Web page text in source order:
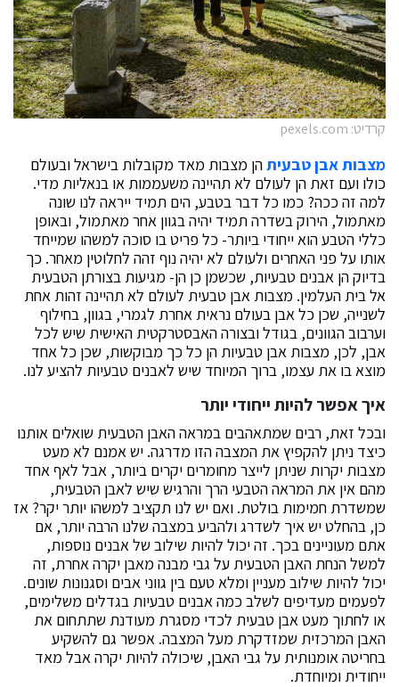
קרדיט: pexels.com
מצבות אבן טבעיתהן מצבות מאד מקובלות בישראל ובעולם
כולו ועם זאת הן לעולם לא תהיינה משעממות או בנאליות מדי.
למה זה ככה? כמו כל דבר בטבע, הים תמיד ייראה לנו שונה
מאתמול, הירוק בשדרה תמיד יהיה בגוון אחר מאתמול, ובאופן
כללי הטבע הוא ייחודי ביותר- כל פריט בו סוכה למשהו שמייחד
אותו על פני האחרים ולעולם לא יהיה נוף זהה לחלוטין מאחר. כך
בדיוק הן אבנים טבעיות, שכשמן כן הן- מגיעות בצורתן הטבעית
אל בית העלמין. מצבות אבן טבעית לעולם לא תהיינה זהות אחת
לשנייה, שכן כל אבן בעולם נראית אחרת לגמרי, בגוון, בחילוף
וערבוב הגוונים, בגודל ובצורה האבסטרקטית האישית שיש לכל
אבן, לכן, מצבות אבן טבעיות הן כל כך מבוקשות, שכן כל אחד
מוצא בו את עצמו, ברוך המיוחד שיש לאבנים טבעיות להציע לנו.
איך אפשר להיות ייחודי יותר
ובכל זאת, רבים שמתאהבים במראה האבן הטבעית שואלים אותנו
כיצד ניתן להקפיץ את המצבה הזו מדרגה. יש אמנם לא מעט
מצבות יקרות שניתן לייצר מחומרים יקרים ביותר, אבל לאף אחד
מהם אין את המראה הטבעי הרך והרגיש שיש לאבן הטבעית,
שמשדרת חמימות בולטת. ואם יש לנו תקציב למשהו יותר יקר? אז
כן, בהחלט יש איך לשדרג ולהביע במצבה שלנו הרבה יותר, אם
אתם מעוניינים בכך. זה יכול להיות שילוב של אבנים נוספות,
למשל הנחת האבן הטבעית על גבי מבנה מאבן יקרה אחרת, זה
יכול להיות שילוב מעניין ומלא טעם בין גווני אבים וסגנונות שונים.
לפעמים מעדיפים לשלב כמה אבנים טבעיות בגדלים משלימים,
או לחתוך מעט אבן טבעית לכדי מסגרת מעודנת שתתחום את
האבן המרכזית שמזדקרת מעל המצבה. אפשר גם להשקיע
בחריטה אומנותית על גבי האבן, שיכולה להיות יקרה אבל מאד
ייחודית ומיוחדת.